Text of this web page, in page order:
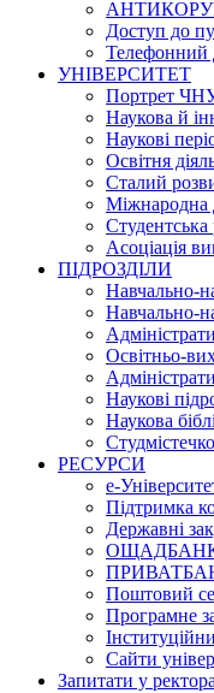
Доступ до
Телефонний
УНІВЕРСИТЕТ
Портрет
Наукова й
Наукові
Освітня
Сталий
Міжнародна
Студентська
Асоціація
ПІДРОЗДІЛИ
Навчально-
Навчально-
Освітньо-
Наукові
Наукова
Студмістечко
РЕСУРСИ
е-
Підтримка
Державні
ОЩАДБАНК
Поштовий
Програмне
Сайти
Запитати у ректора